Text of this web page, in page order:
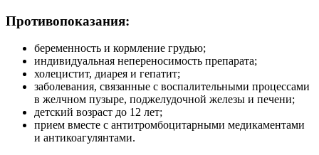
Противопоказания:
беременность и кормление грудью;
индивидуальная непереносимость препарата;
холецистит, диарея и гепатит;
заболевания, связанные с воспалительными процессами
в желчном пузыре, поджелудочной железы и печени;
детский возраст до 12 лет;
прием вместе с антитромбоцитарными медикаментами
и антикоагулянтами.